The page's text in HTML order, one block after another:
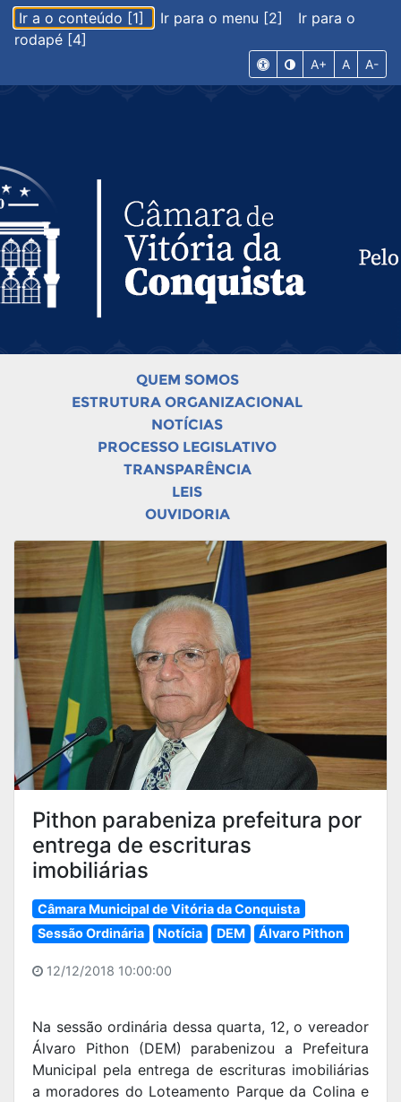
Ir a o conteúdo [1] Ir para o menu [2]
Ir para o
rodapé [4]
A+ A A-
QUEM SOMOS
ESTRUTURA ORGANIZACIONAL
NOTÍCIAS
PROCESSO LEGISLATIVO
TRANSPARÊNCIA
LEIS
OUVIDORIA
Pithon parabeniza prefeitura por
entrega de escrituras
imobiliárias
Câmara Municipal de Vitória da Conquista
Sessão Ordinária
Notícia DEM Álvaro Pithon
12/12/2018 10:00:00
Na sessão ordinária dessa quarta, 12, o vereador
Álvaro Pithon (DEM) parabenizou a Prefeitura
Municipal pela entrega de escrituras imobiliárias
a moradores do Loteamento Parque da Colina e